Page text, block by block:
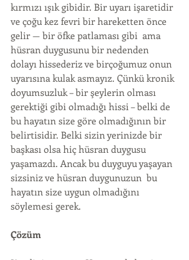
kırmızı ışık gibidir. Bir uyarı işaretidir
ve çoğu kez fevri bir hareketten önce
gelir — bir öfke patlaması gibi  ama
hüsran duygusunu bir nedenden
dolayı hissederiz ve birçoğumuz onun
uyarısına kulak asmayız. Çünkü kronik
doyumsuzluk – bir şeylerin olması
gerektiği gibi olmadığı hissi – belki de
bu hayatın size göre olmadığının bir
belirtisidir. Belki sizin yerinizde bir
başkası olsa hiç hüsran duygusu
yaşamazdı. Ancak bu duyguyu yaşayan
sizsiniz ve hüsran duygunuzun  bu
hayatın size uygun olmadığını
söylemesi gerek.
Çözüm